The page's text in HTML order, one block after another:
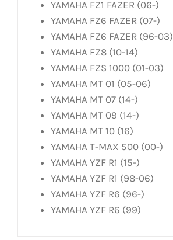
YAMAHA FZ1 FAZER (06-)
YAMAHA FZ6 FAZER (07-)
YAMAHA FZ6 FAZER (96-03)
YAMAHA FZ8 (10-14)
YAMAHA FZS 1000 (01-03)
YAMAHA MT 01 (05-06)
YAMAHA MT 07 (14-)
YAMAHA MT 09 (14-)
YAMAHA MT 10 (16)
YAMAHA T-MAX 500 (00-)
YAMAHA YZF R1 (15-)
YAMAHA YZF R1 (98-06)
YAMAHA YZF R6 (96-)
YAMAHA YZF R6 (99)